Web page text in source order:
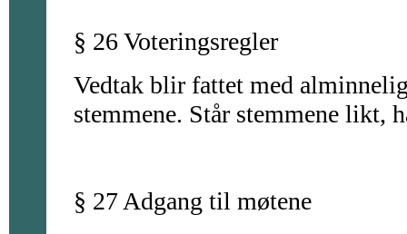
§ 26 Voteringsregler
Vedtak blir fattet med
stemmene. Står stemmene likt,
§ 27 Adgang til møtene